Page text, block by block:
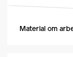
Material om